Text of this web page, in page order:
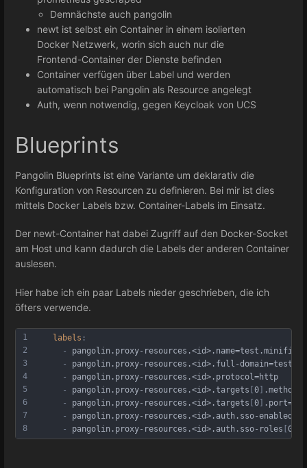
Demnächste auch pangolin
newt ist selbst ein Container in einem isolierten
Docker Netzwerk, worin sich auch nur die
Frontend-Container der Dienste befinden
Container verfügen über Label und werden
automatisch bei Pangolin als Resource angelegt
Auth, wenn notwendig, gegen Keycloak von UCS
Blueprints
Pangolin Blueprints ist eine Variante um deklarativ die
Konfiguration von Resourcen zu definieren. Bei mir ist dies
mittels Docker Labels bzw. Container-Labels im Einsatz.
Der newt-Container hat dabei Zugriff auf den Docker-Socket
am Host und kann dadurch die Labels der anderen Container
auslesen.
Hier habe ich ein paar Labels nieder geschrieben, die ich
öfters verwende.
1
2
3
4
5
6
7
8
    labels
:
      -
pangolin.proxy-
      -
pangolin.proxy-resources.<id>.full-
      -
pangolin.proxy-resources.<id>.protocol=http
      -
pangolin.proxy-resources.<id>.targets 0
      -
pangolin.proxy-resources.<id>.targets 0
      -
pangolin.proxy-resources.<id>.auth.sso-
      -
pangolin.proxy-resources.<id>.auth.sso-roles 0